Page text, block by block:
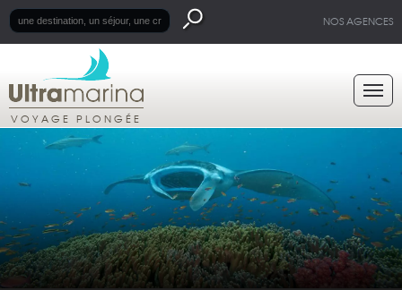
NOS AGENCES
VOYAGE PLONGÉE